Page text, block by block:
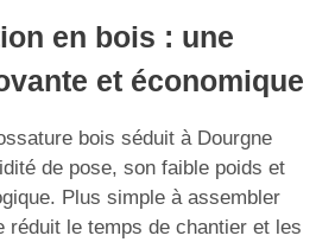
en bois : une
et économique
bois séduit à Dourgne
de pose, son faible poids et
Plus simple à assembler
réduit le temps de chantier et les